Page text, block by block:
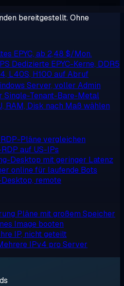
bereitgestellt. Ohne
EPYC, ab 2,48 $/Mon.
Dedizierte EPYC-Kerne, DDR5
L40S, H100 auf Abruf
Server, voller Admin
Single-Tenant-Bare-Metal
RAM, Disk nach Maß wählen
Pläne vergleichen
auf US-IPs
Desktop mit geringer Latenz
online für laufende Bots
remote
Pläne mit großem Speicher
Image booten
IP, nicht geteilt
IPv4 pro Server